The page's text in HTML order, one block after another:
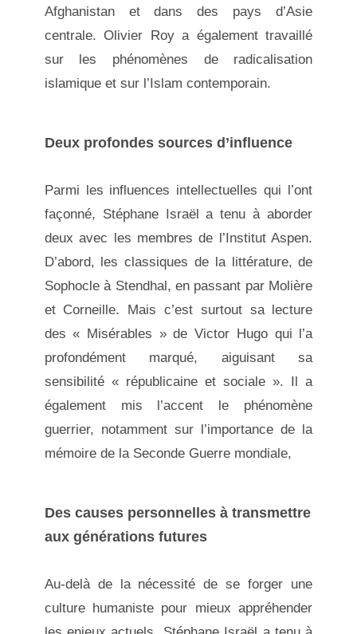
Afghanistan et dans des pays d’Asie
centrale. Olivier Roy a également travaillé
sur les phénomènes de radicalisation
islamique et sur l’Islam contemporain.
Deux profondes sources d’influence
Parmi les influences intellectuelles qui l’ont
façonné, Stéphane Israël a tenu à aborder
deux avec les membres de l’Institut Aspen.
D’abord, les classiques de la littérature, de
Sophocle à Stendhal, en passant par Molière
et Corneille. Mais c’est surtout sa lecture
des « Misérables » de Victor Hugo qui l’a
profondément marqué, aiguisant sa
sensibilité « républicaine et sociale ». Il a
également mis l’accent le phénomène
guerrier, notamment sur l’importance de la
mémoire de la Seconde Guerre mondiale,
Des causes personnelles à transmettre
aux générations futures
Au-delà de la nécessité de se forger une
culture humaniste pour mieux appréhender